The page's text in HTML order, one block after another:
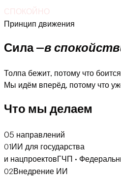
СПОКОЙНО
Принцип движения
Сила —в
Толпа бежит, потому что
Мы идём вперёд, потому что
Что мы делаем
05 направлений
01ИИ для государства
и нацпроектовГЧП ·
02Внедрение ИИ